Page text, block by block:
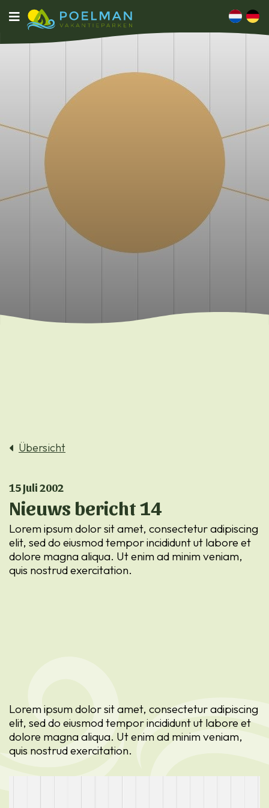
Übersicht
15 Juli 2002
Nieuws bericht 14
Lorem ipsum dolor sit amet, consectetur adipiscing
elit, sed do eiusmod tempor incididunt ut labore et
dolore magna aliqua. Ut enim ad minim veniam,
quis nostrud exercitation.
Lorem ipsum dolor sit amet, consectetur adipiscing
elit, sed do eiusmod tempor incididunt ut labore et
dolore magna aliqua. Ut enim ad minim veniam,
quis nostrud exercitation.